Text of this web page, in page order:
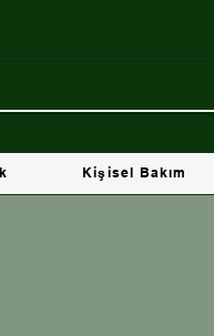
Kişisel Bakım